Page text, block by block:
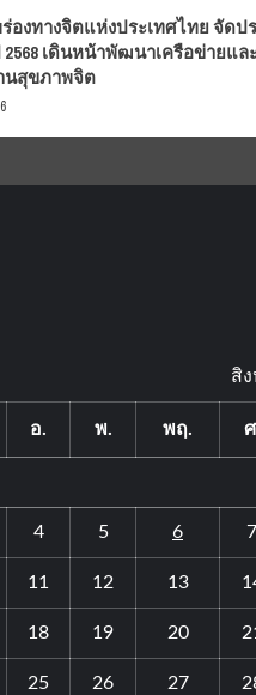
องทางจิตแห่งประเทศไทย จัด
2568 เดินหน้าพัฒนาเครือข่ายแ
นสุขภาพจิต
สิ
อ. พ. พฤ.
4 5 6 7
11 12 13
18 19 20
25 26 27